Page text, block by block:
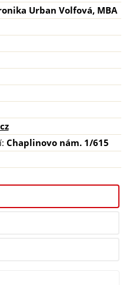
Urban Volfová, MBA
Chaplinovo nám. 1/615